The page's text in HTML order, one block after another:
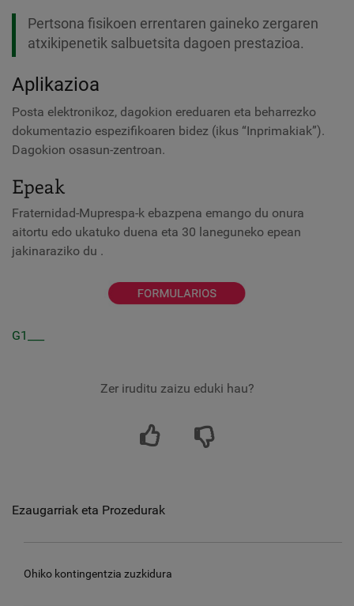
Pertsona fisikoen errentaren gaineko zergaren
atxikipenetik salbuetsita dagoen prestazioa.
Aplikazioa
Posta elektronikoz, dagokion ereduaren eta beharrezko
dokumentazio espezifikoaren bidez (ikus “Inprimakiak”).
Dagokion osasun-zentroan.
Epeak
Fraternidad-Muprespa-k ebazpena emango du onura
aitortu edo ukatuko duena eta 30 laneguneko epean
jakinaraziko du .
G1___
Zer iruditu zaizu eduki hau?
Ezaugarriak eta Prozedurak
Ohiko kontingentzia zuzkidura